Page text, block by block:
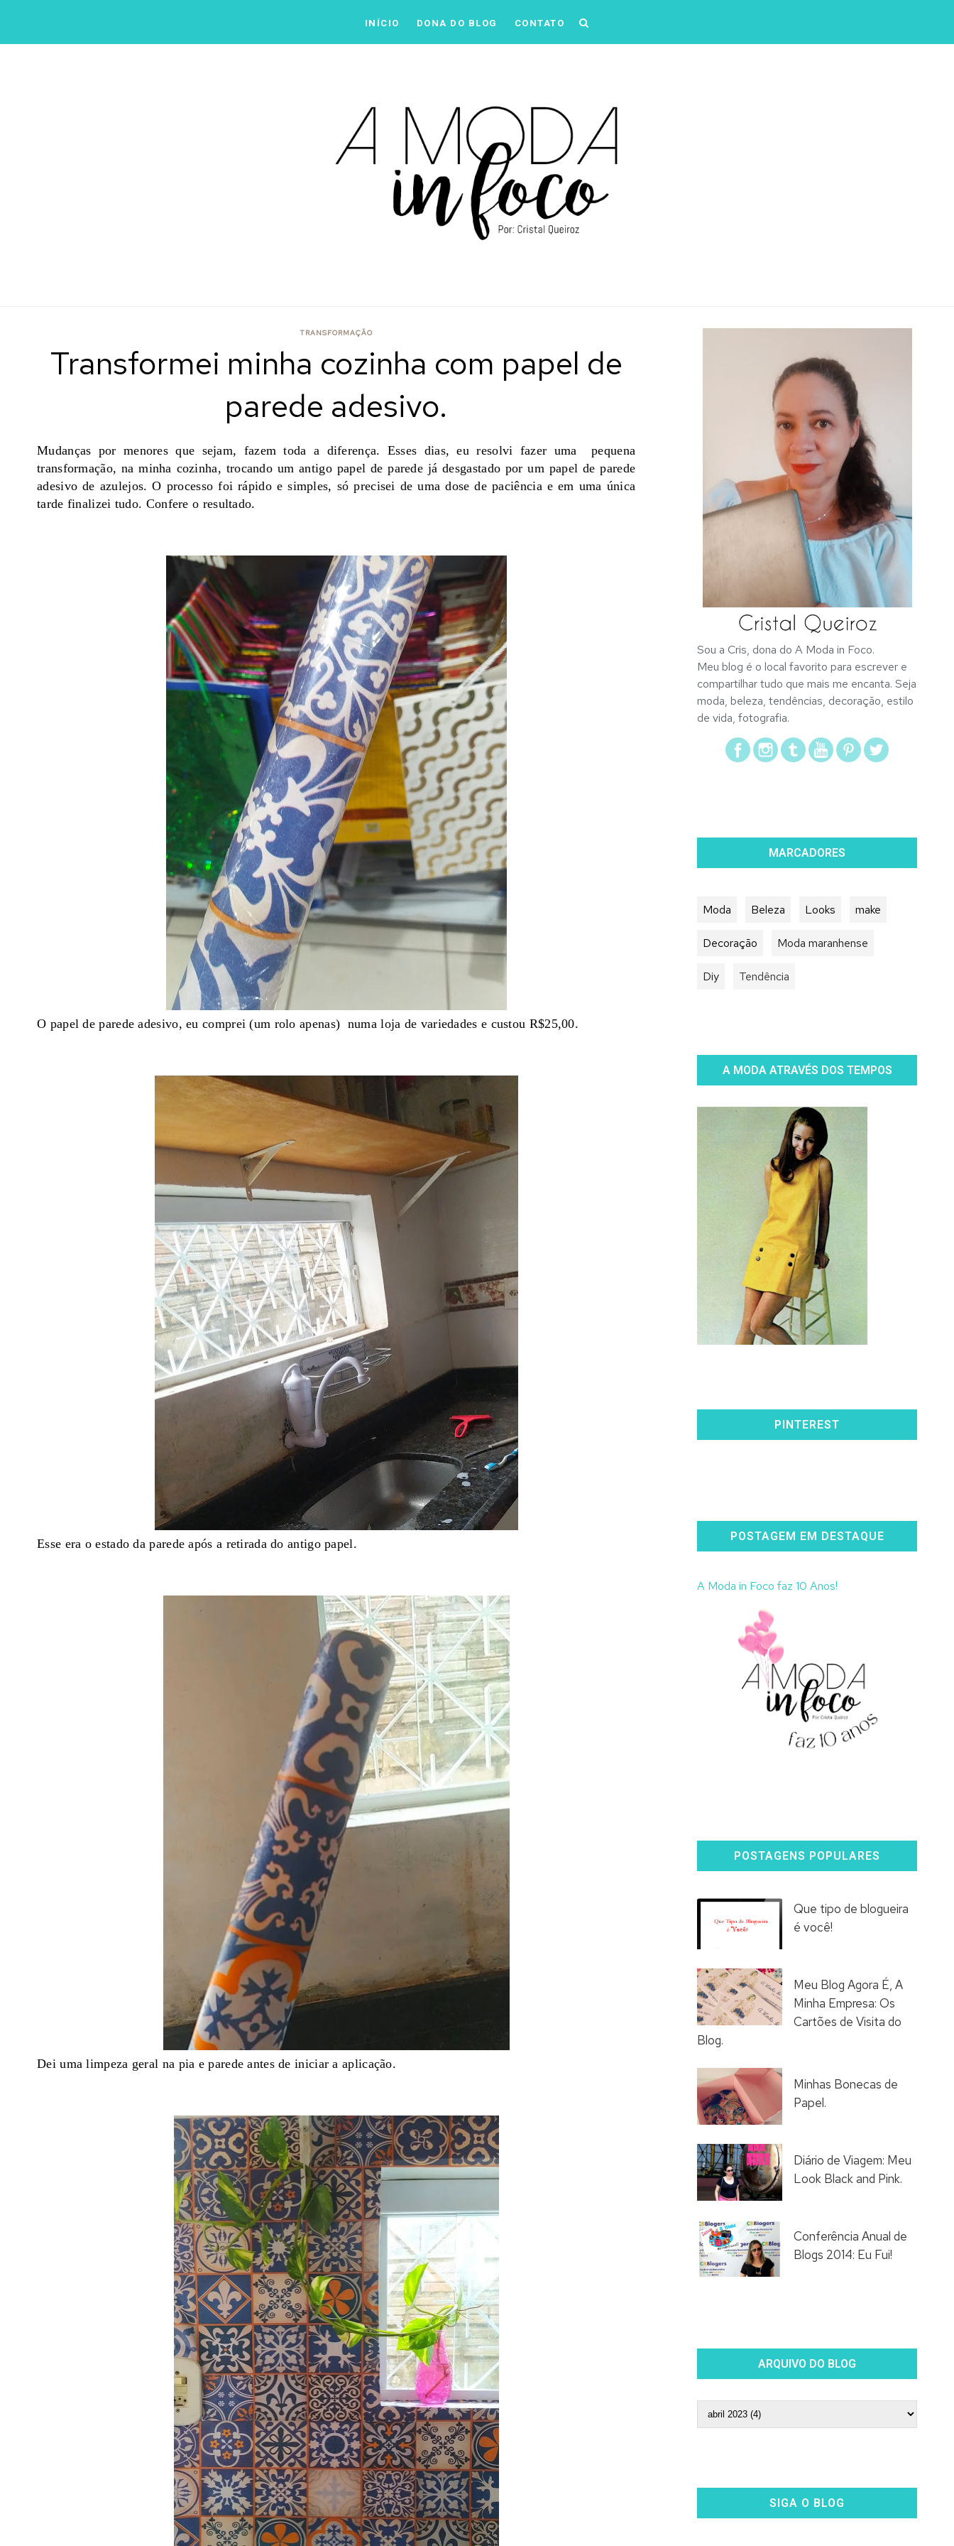
INÍCIO DONA DO BLOG CONTATO
TRANSFORMAÇÃO
Transformei minha cozinha com papel de
parede adesivo.
Mudanças por menores que sejam, fazem toda a diferença. Esses dias, eu resolvi fazer uma pequena
transformação, na minha cozinha, trocando um antigo papel de parede já desgastado por um papel de parede
adesivo de azulejos. O processo foi rápido e simples, só precisei de uma dose de paciência e em uma única
tarde finalizei tudo. Confere o resultado.
O papel de parede adesivo, eu comprei (um rolo apenas) numa loja de variedades e custou R$25,00.
Esse era o estado da parede após a retirada do antigo papel.
Dei uma limpeza geral na pia e parede antes de iniciar a aplicação.
Sou a Cris, dona do A Moda in Foco.
Meu blog é o local favorito para escrever e
compartilhar tudo que mais me encanta. Seja
moda, beleza, tendências, decoração, estilo
de vida, fotografia.
MARCADORES
Moda Beleza Looks make
Decoração Moda maranhense
Diy Tendência
A MODA ATRAVÉS DOS TEMPOS
PINTEREST
POSTAGEM EM DESTAQUE
A Moda in Foco faz 10 Anos!
POSTAGENS POPULARES
Que tipo de blogueira
é você!
Meu Blog Agora É, A
Minha Empresa: Os
Cartões de Visita do
Blog.
Minhas Bonecas de
Papel.
Diário de Viagem: Meu
Look Black and Pink.
Conferência Anual de
Blogs 2014: Eu Fui!
ARQUIVO DO BLOG
SIGA O BLOG